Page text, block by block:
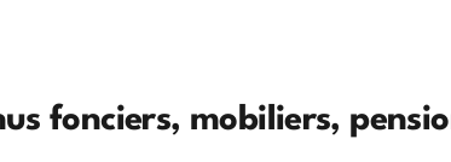
fonciers, mobiliers,